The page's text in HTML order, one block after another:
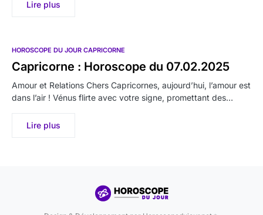
Lire plus
HOROSCOPE DU JOUR CAPRICORNE
Capricorne : Horoscope du 07.02.2025
Amour et Relations Chers Capricornes, aujourd’hui, l’amour est
dans l’air ! Vénus flirte avec votre signe, promettant des…
Lire plus